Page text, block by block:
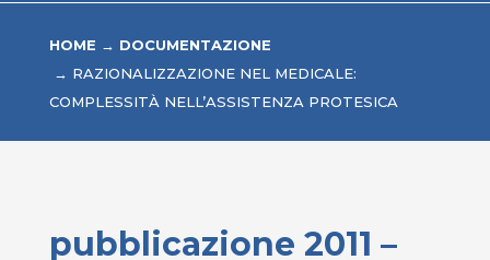
HOME → DOCUMENTAZIONE
→ RAZIONALIZZAZIONE NEL MEDICALE:
COMPLESSITÀ NELL’ASSISTENZA PROTESICA
pubblicazione 2011 –